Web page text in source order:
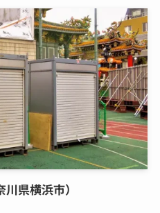
県横浜市）